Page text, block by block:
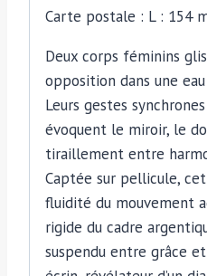
Carte postale : L : 154
Deux corps féminins
opposition dans une
Leurs gestes
évoquent le miroir, le
tiraillement entre
Captée sur pellicule,
fluidité du mouvement
rigide du cadre
suspendu entre grâce